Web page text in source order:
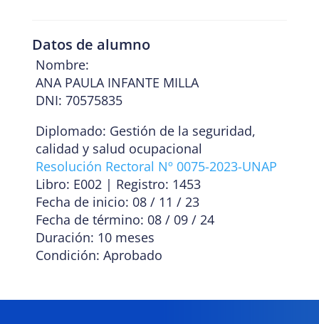
Datos de alumno
Nombre:
ANA PAULA INFANTE MILLA
DNI: 70575835
Diplomado: Gestión de la seguridad,
calidad y salud ocupacional
Resolución Rectoral Nº 0075-2023-UNAP
Libro: E002 | Registro: 1453
Fecha de inicio: 08 / 11 / 23
Fecha de término: 08 / 09 / 24
Duración: 10 meses
Condición: Aprobado